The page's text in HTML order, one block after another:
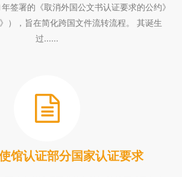
签署的《取消外国公文书认证要求的公约》
），旨在简化跨国文件流转流程。 其诞生
过......
馆认证部分国家认证要求